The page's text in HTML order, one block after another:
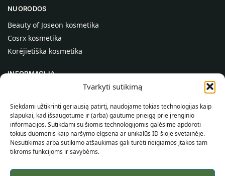
Tvarkyti sutikimą
Siekdami užtikrinti geriausią patirtį, naudojame tokias technologijas kaip
slapukai, kad išsaugotume ir (arba) gautume prieigą prie įrenginio
informacijos. Sutikdami su šiomis technologijomis galėsime apdoroti
tokius duomenis kaip naršymo elgsena ar unikalūs ID šioje svetainėje.
Nesutikimas arba sutikimo atšaukimas gali turėti neigiamos įtakos tam
tikroms funkcijoms ir savybėms.
NUORODOS
Beauty of Joseon kosmetika
Cosrx kosmetika
Korėjietiška kosmetika
INFORMACIJA
Kontaktai
Pagalba
INFORMACIJA PIRKĖJUI
Pristatymo sąlygos
Taisyklės ir sąlygos